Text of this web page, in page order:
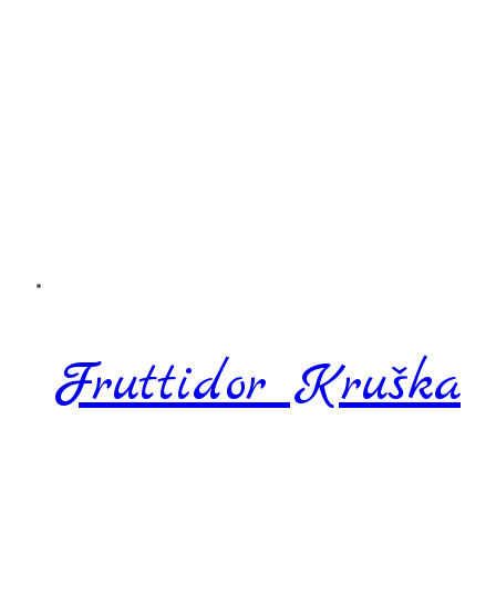
Fruttidor Kruška